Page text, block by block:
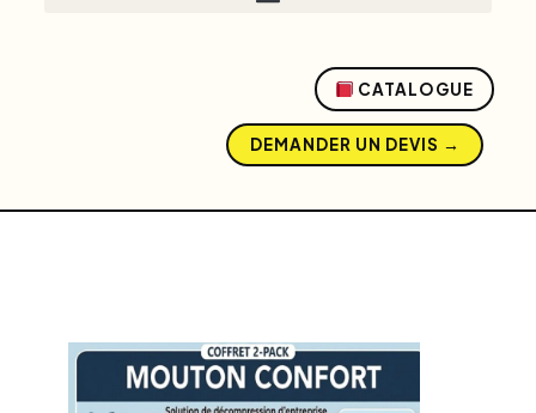
CATALOGUE
DEMANDER UN DEVIS →